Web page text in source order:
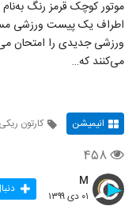
موتور کوچک قرمز رنگ
اطراف یک پیست ورزشی
ورزشی جدیدی را امتحان
می‌کنند که…
انیمیشن کارتون
۴۵۸
M
۰۱ دی ۱۳۹۹